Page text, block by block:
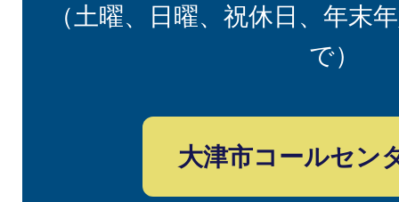
（土曜、日曜、祝休日、年末
で）
大津市コールセン